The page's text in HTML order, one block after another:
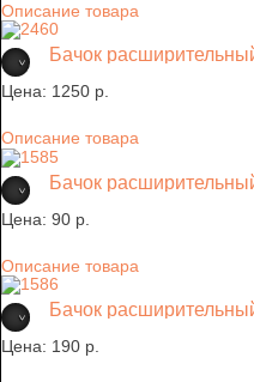
Описание товара
Бачок
Цена: 1250 p.
Описание товара
Бачок
Цена: 90 p.
Описание товара
Бачок
Цена: 190 p.